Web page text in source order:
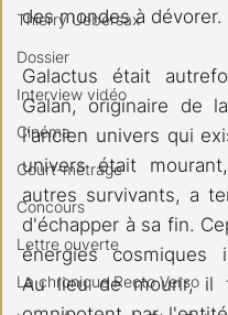
Thierry Uebersax
Dossier
Interview vidéo
Cinéma
Court-métrage
Concours
Lettre ouverte
La chronique Recto Verso
des mondes à dévorer.
Galactus était
Galan, originaire de
l'ancien univers qui
univers était
autres survivants, a
d'échapper à sa fin.
énergies cosmiques
Au lieu de mourir, il